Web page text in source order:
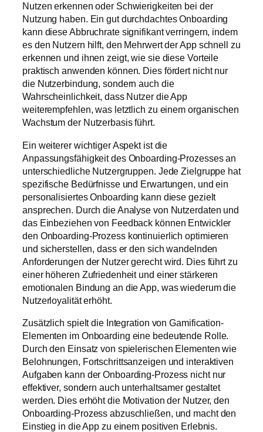
Nutzen erkennen oder Schwierigkeiten bei der
Nutzung haben. Ein gut durchdachtes Onboarding
kann diese Abbruchrate signifikant verringern, indem
es den Nutzern hilft, den Mehrwert der App schnell zu
erkennen und ihnen zeigt, wie sie diese Vorteile
praktisch anwenden können. Dies fördert nicht nur
die Nutzerbindung, sondern auch die
Wahrscheinlichkeit, dass Nutzer die App
weiterempfehlen, was letztlich zu einem organischen
Wachstum der Nutzerbasis führt.
Ein weiterer wichtiger Aspekt ist die
Anpassungsfähigkeit des Onboarding-Prozesses an
unterschiedliche Nutzergruppen. Jede Zielgruppe hat
spezifische Bedürfnisse und Erwartungen, und ein
personalisiertes Onboarding kann diese gezielt
ansprechen. Durch die Analyse von Nutzerdaten und
das Einbeziehen von Feedback können Entwickler
den Onboarding-Prozess kontinuierlich optimieren
und sicherstellen, dass er den sich wandelnden
Anforderungen der Nutzer gerecht wird. Dies führt zu
einer höheren Zufriedenheit und einer stärkeren
emotionalen Bindung an die App, was wiederum die
Nutzerloyalität erhöht.
Zusätzlich spielt die Integration von Gamification-
Elementen im Onboarding eine bedeutende Rolle.
Durch den Einsatz von spielerischen Elementen wie
Belohnungen, Fortschrittsanzeigen und interaktiven
Aufgaben kann der Onboarding-Prozess nicht nur
effektiver, sondern auch unterhaltsamer gestaltet
werden. Dies erhöht die Motivation der Nutzer, den
Onboarding-Prozess abzuschließen, und macht den
Einstieg in die App zu einem positiven Erlebnis.